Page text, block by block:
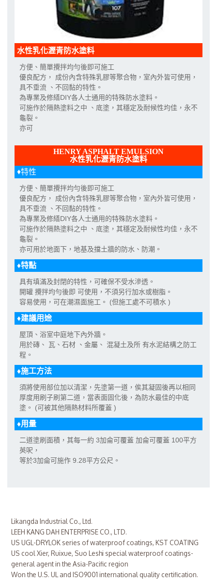
水性乳化瀝青防水塗料
方便、簡單攪拌均勻後即可施工
優良配方， 成份內含特殊乳膠等聚合物，室內外皆可使用，
具不垂流 、不回黏的特性。
為專業及修繕DIY各人士通用的特殊防水塗料。
可施作於隔熱塗料之中 、底塗，其穩定及耐候性均佳，永不
龜裂。
亦可
HENRY ASPHALT EMULSION
水性乳化瀝青防水塗料
♦特性
方便、簡單攪拌均勻後即可施工
優良配方， 成份內含特殊乳膠等聚合物，室內外皆可使用，
具不垂流 、不回黏的特性。
為專業及修繕DIY各人士通用的特殊防水塗料。
可施作於隔熱塗料之中 、底塗，其穩定及耐候性均佳，永不
龜裂。
亦可用於地面下，地基及擋土牆的防水、防潮。
♦特點
具有填滿及封閉的特性，可確保不受水滲透。
開罐 攪拌均勻後即 可使用，不須另行加水或樹脂。
容易使用，可在潮濕面施工。 (但施工處不可積水 )
♦建議用途
屋頂、浴室中庭地下內外牆。
用於磚、 瓦、石材 、金屬、 混凝土及所 有水泥結構之防工
程。
♦施工方法
須將使用部位加以清潔，先塗第一道，俟其凝固後再以相同
厚度用刷子刷第二道，當表面固化後，為防水最佳的中底
塗。 (可被其他隔熱材料所覆蓋 )
♦用量
二道塗刷面積，其每一約 3加侖可覆蓋 加侖可覆蓋 100平方
英呎，
等於3加侖可施作 9.28平方公尺。
Likangda Industrial Co., Ltd.
LEEH KANG DAH ENTERPRISE CO., LTD.
US UGL-DRYLOK series of waterproof coatings, KST COATING
US cool Xier, Ruixue, Suo Leshi special waterproof coatings-
general agent in the Asia-Pacific region
Won the U.S. UL and ISO9001 international quality certification.